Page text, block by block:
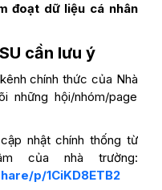
đoạt dữ liệu cá nhân
cần lưu ý
chính thức của Nhà
những hội/nhóm/page
nhật chính thống từ
của nhà trường:
p/1CiKD8ETB2